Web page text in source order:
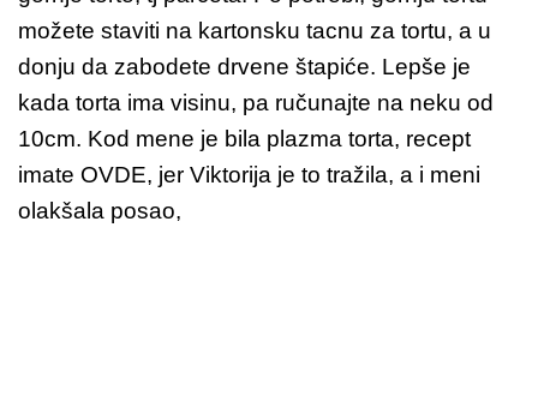
možete staviti na kartonsku tacnu za tortu, a u
donju da zabodete drvene štapiće. Lepše je
kada torta ima visinu, pa ručunajte na neku od
10cm. Kod mene je bila plazma torta, recept
imate OVDE, jer Viktorija je to tražila, a i meni
olakšala posao,